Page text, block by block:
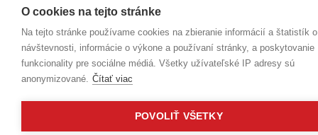
O cookies na tejto stránke
Na tejto stránke používame cookies na zbieranie informácií a štatistík o
návštevnosti, informácie o výkone a používaní stránky, a poskytovanie
funkcionality pre sociálne médiá. Všetky užívateľské IP adresy sú
anonymizované. Čítať viac
POVOLIŤ VŠETKY